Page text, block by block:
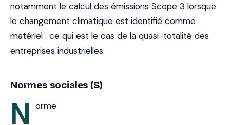
notamment le calcul des émissions Scope 3 lorsque
le changement climatique est identifié comme
matériel : ce qui est le cas de la quasi-totalité des
entreprises industrielles.
Normes sociales (S)
N orme